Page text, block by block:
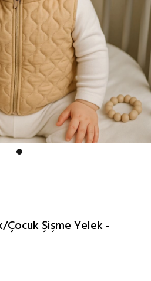
Çocuk Şişme Yelek -